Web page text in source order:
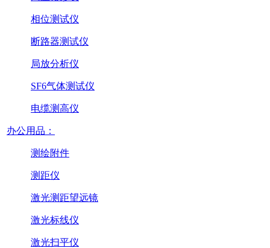
相位测试仪
断路器测试仪
局放分析仪
SF6气体测试仪
电缆测高仪
办公用品：
测绘附件
测距仪
激光测距望远镜
激光标线仪
激光扫平仪